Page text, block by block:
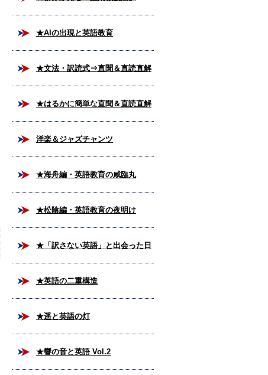
★AIの出現と英語教育
★文法・訳読式⇒直聞＆直読直解
法
★はるかに簡単な直聞＆直読直解
法
洋楽＆ジャズチャンツ
★海舟編・英語教育の咸臨丸
★松陰編・英語教育の夜明け
★「訳さない英語」と出会った日
★英語の二重構造
★遥と英語の灯
★響の音と英語 Vol.2